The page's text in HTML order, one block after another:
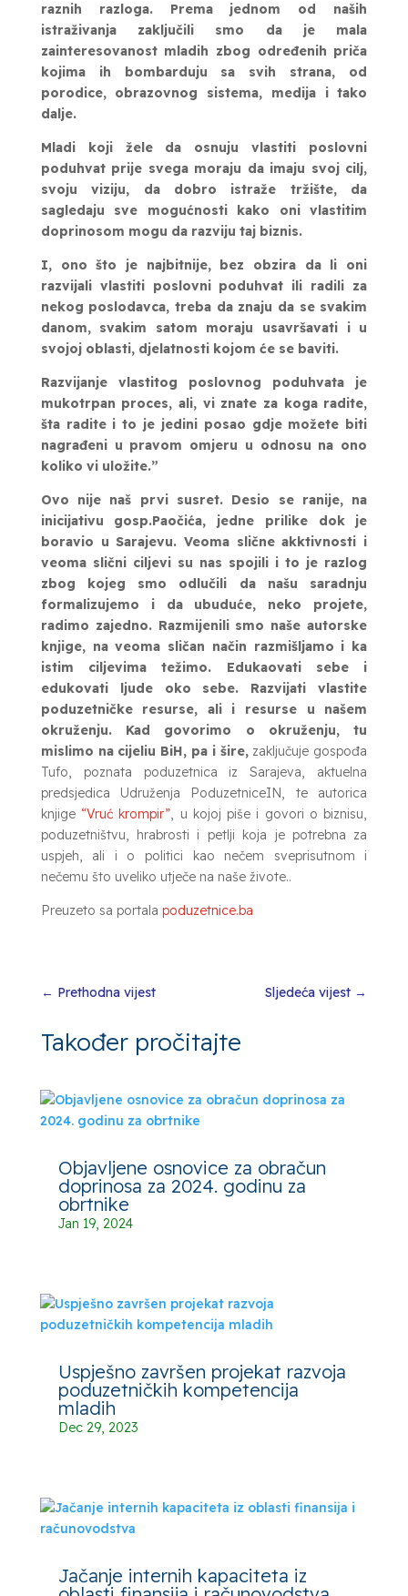
raznih razloga. Prema jednom od naših
istraživanja zaključili smo da je mala
zainteresovanost mladih zbog određenih priča
kojima ih bombarduju sa svih strana, od
porodice, obrazovnog sistema, medija i tako
dalje.
Mladi koji žele da osnuju vlastiti poslovni
poduhvat prije svega moraju da imaju svoj cilj,
svoju viziju, da dobro istraže tržište, da
sagledaju sve mogućnosti kako oni vlastitim
doprinosom mogu da razviju taj biznis.
I, ono što je najbitnije, bez obzira da li oni
razvijali vlastiti poslovni poduhvat ili radili za
nekog poslodavca, treba da znaju da se svakim
danom, svakim satom moraju usavršavati i u
svojoj oblasti, djelatnosti kojom će se baviti.
Razvijanje vlastitog poslovnog poduhvata je
mukotrpan proces, ali, vi znate za koga radite,
šta radite i to je jedini posao gdje možete biti
nagrađeni u pravom omjeru u odnosu na ono
koliko vi uložite.”
Ovo nije naš prvi susret. Desio se ranije, na
inicijativu gosp.Paočića, jedne prilike dok je
boravio u Sarajevu. Veoma slične akktivnosti i
veoma slični ciljevi su nas spojili i to je razlog
zbog kojeg smo odlučili da našu saradnju
formalizujemo i da ubuduće, neko projete,
radimo zajedno. Razmijenili smo naše autorske
knjige, na veoma sličan način razmišljamo i ka
istim ciljevima težimo. Edukaovati sebe i
edukovati ljude oko sebe. Razvijati vlastite
poduzetničke resurse, ali i resurse u našem
okruženju. Kad govorimo o okruženju, tu
mislimo na cijeliu BiH, pa i šire,zaključuje gospođa
Tufo, poznata poduzetnica iz Sarajeva, aktuelna
predsjedica Udruženja PoduzetniceIN, te autorica
knjige “Vruć krompir”, u kojoj piše i govori o biznisu,
poduzetništvu, hrabrosti i petlji koja je potrebna za
uspjeh, ali i o politici kao nečem sveprisutnom i
nečemu što uveliko utječe na naše živote..
Preuzeto sa portala poduzetnice.ba
← Prethodna vijest Sljedeća vijest →
Također pročitajte
Objavljene osnovice za obračun
doprinosa za 2024. godinu za
obrtnike
Jan 19, 2024
Uspješno završen projekat razvoja
poduzetničkih kompetencija
mladih
Dec 29, 2023
Jačanje internih kapaciteta iz